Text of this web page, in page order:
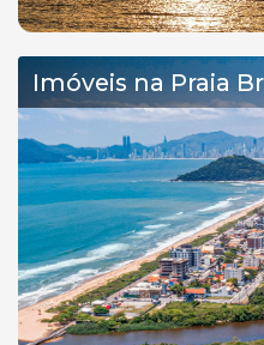
Imóveis na Praia